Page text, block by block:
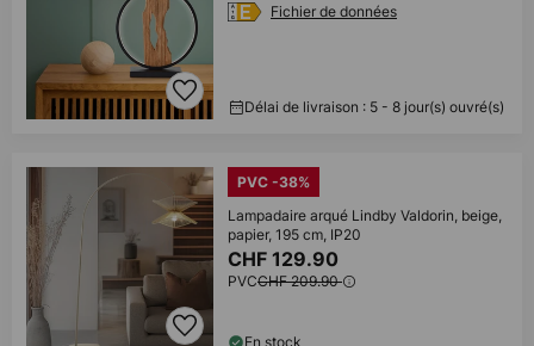
Fichier de données
Délai de livraison : 5 - 8 jour(s) ouvré(s)
PVC -38%
Lampadaire arqué Lindby Valdorin, beige,
papier, 195 cm, IP20
CHF 129.90
PVCCHF 209.90
En stock